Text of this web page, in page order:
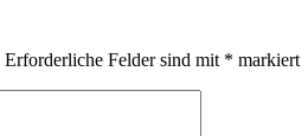
Erforderliche Felder sind mit * markiert